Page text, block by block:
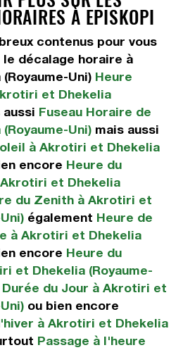
À EPISKOPI
contenus pour vous
décalage horaire à
Uni) Heure
et Dhekelia
Fuseau Horaire de
Uni)mais aussi
à Akrotiri et Dhekelia
encore Heure du
et Dhekelia
du Zenith à Akrotiri et
également Heure de
à Akrotiri et Dhekelia
encore Heure du
et Dhekelia (Royaume-
Durée du Jour à Akrotiri et
ou bien encore
à Akrotiri et Dhekelia
Passage à l'heure